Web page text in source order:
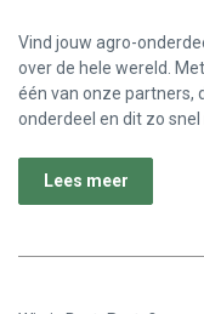
Vind jouw agro-
over de hele wereld.
één van onze partners,
onderdeel en dit zo
Lees meer